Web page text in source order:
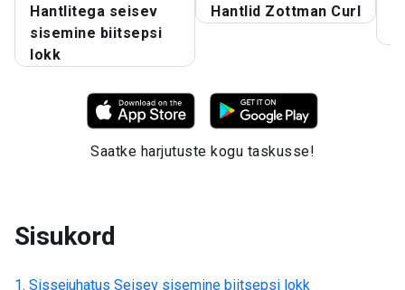
Hantlitega seisev
sisemine biitsepsi
lokk
Hantlid Zottman Curl
Saatke harjutuste kogu taskusse!
Sisukord
Sissejuhatus Seisev sisemine biitsepsi lokk